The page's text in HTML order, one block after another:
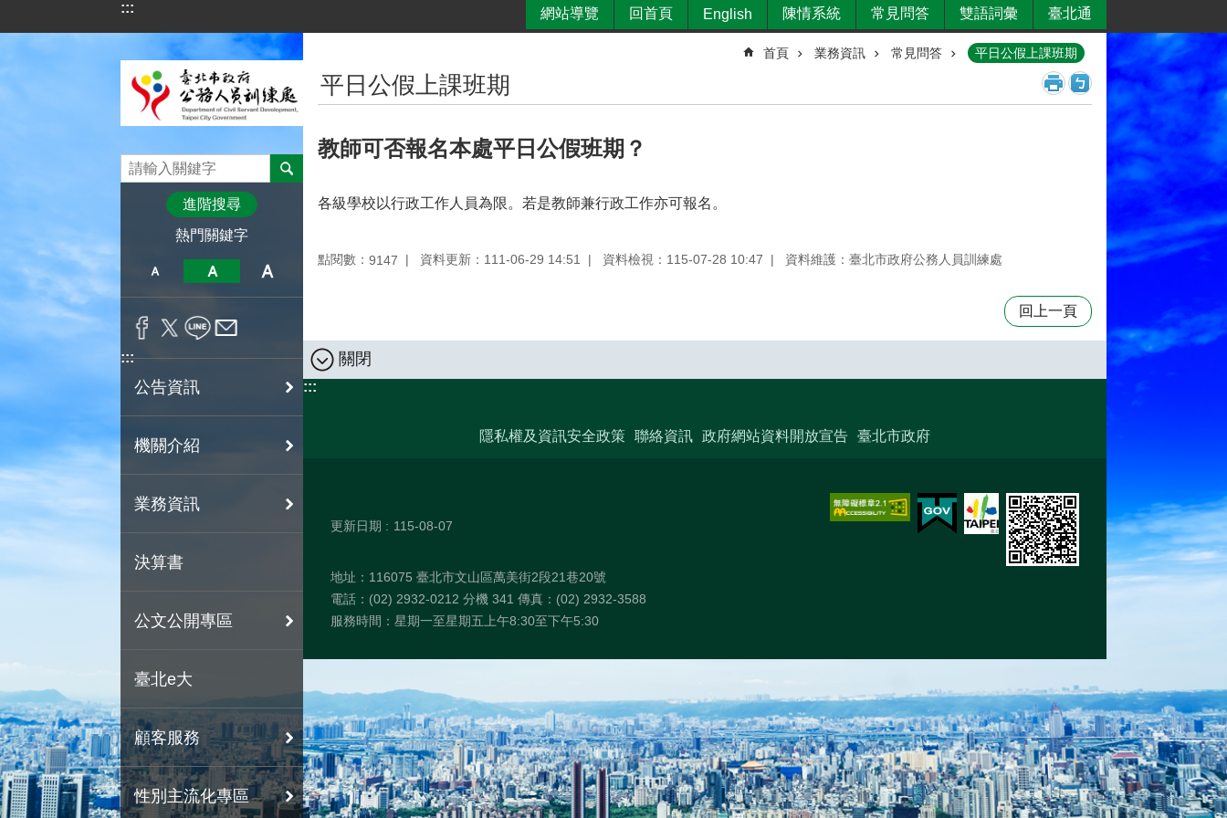
跳到主要內容區塊
::: 網站導覽 回首頁 English 陳情系統 常見問答 雙語詞彙 臺北通
進階搜尋
熱門關鍵字
:::
公告資訊
機關介紹
業務資訊
決算書
公文公開專區
臺北e大
顧客服務
性別主流化專區
首頁 業務資訊 常見問答 平日公假上課班期
平日公假上課班期
教師可否報名本處平日公假班期？
各級學校以行政工作人員為限。若是教師兼行政工作亦可報名。
點閱數： 9147 資料更新：111-06-29 14:51 資料檢視：115-07-28 10:47 資料維護：臺北市政府公務人員訓練處
回上一頁
關閉
:::
隱私權及資訊安全政策 聯絡資訊 政府網站資料開放宣告 臺北市政府
更新日期 115-08-07
地址：116075 臺北市文山區萬美街2段21巷20號
電話：(02) 2932-0212 分機 341 傳真：(02) 2932-3588
服務時間：星期一至星期五上午8:30至下午5:30